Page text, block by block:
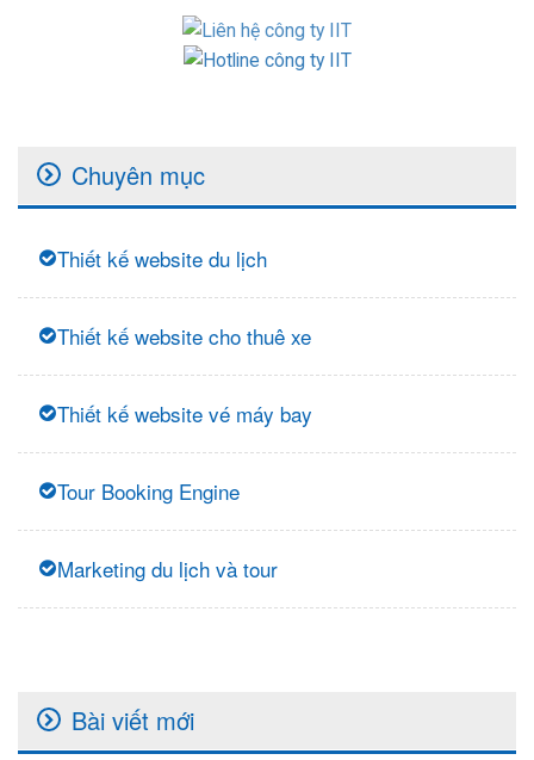
Chuyên mục
Thiết kế website du lịch
Thiết kế website cho thuê xe
Thiết kế website vé máy bay
Tour Booking Engine
Marketing du lịch và tour
Bài viết mới